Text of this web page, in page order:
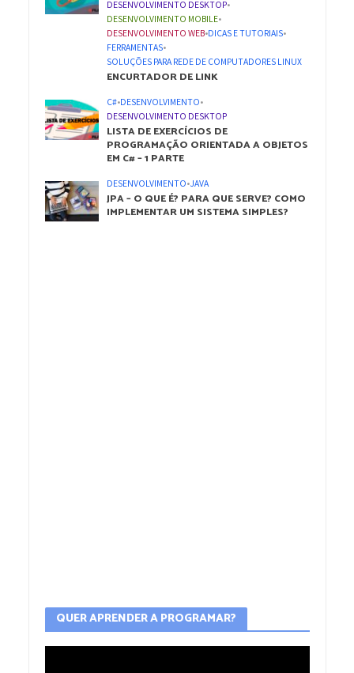
DESENVOLVIMENTO DESKTOP•
DESENVOLVIMENTO MOBILE•
DESENVOLVIMENTO WEB•DICAS E TUTORIAIS•
FERRAMENTAS•
SOLUÇÕES PARA REDE DE COMPUTADORES LINUX
ENCURTADOR DE LINK
C#•DESENVOLVIMENTO•
DESENVOLVIMENTO DESKTOP
LISTA DE EXERCÍCIOS DE
PROGRAMAÇÃO ORIENTADA A OBJETOS
EM C# – 1 PARTE
DESENVOLVIMENTO•JAVA
JPA – O QUE É? PARA QUE SERVE? COMO
IMPLEMENTAR UM SISTEMA SIMPLES?
QUER APRENDER A PROGRAMAR?